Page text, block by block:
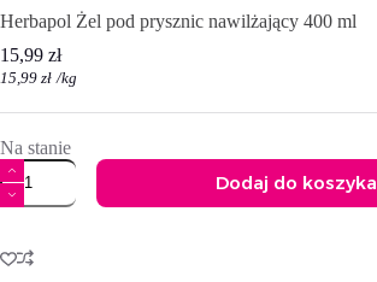
Herbapol Żel pod prysznic nawilżający 400 ml
15,99 zł
15,99 zł /kg
Na stanie
ilość
Herbapol
Żel
prysznic
nawilżający
Dodaj do koszyka
t